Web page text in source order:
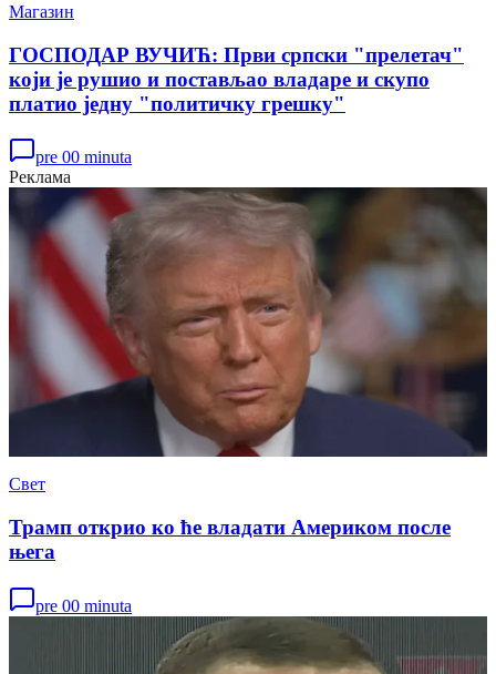
Магазин
ГОСПОДАР ВУЧИЋ: Први српски "прелетач"
који је рушио и постављао владаре и скупо
платио једну "политичку грешку"
pre 00 minuta
Реклама
Свет
Трамп открио ко ће владати Америком после
њега
pre 00 minuta